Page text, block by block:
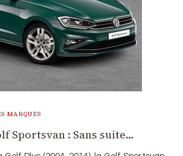
MARQUES
Sportsvan : Sans suite…